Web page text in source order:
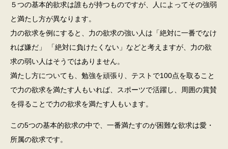
５つの基本的欲求は誰もが持つものですが、人によってその強弱
と満たし方が異なります。
力の欲求を例にすると、力の欲求の強い人は「絶対に一番でなけ
れば嫌だ」 「絶対に負けたくない」などと考えますが、力の欲
求の弱い人はそうではありません。
満たし方についても、勉強を頑張り、テストで100点を取ること
で力の欲求を満たす人もいれば、スポーツで活躍し、周囲の賞賛
を得ることで力の欲求を満たす人もいます。
この5つの基本的欲求の中で、一番満たすのが困難な欲求は愛・
所属の欲求です。